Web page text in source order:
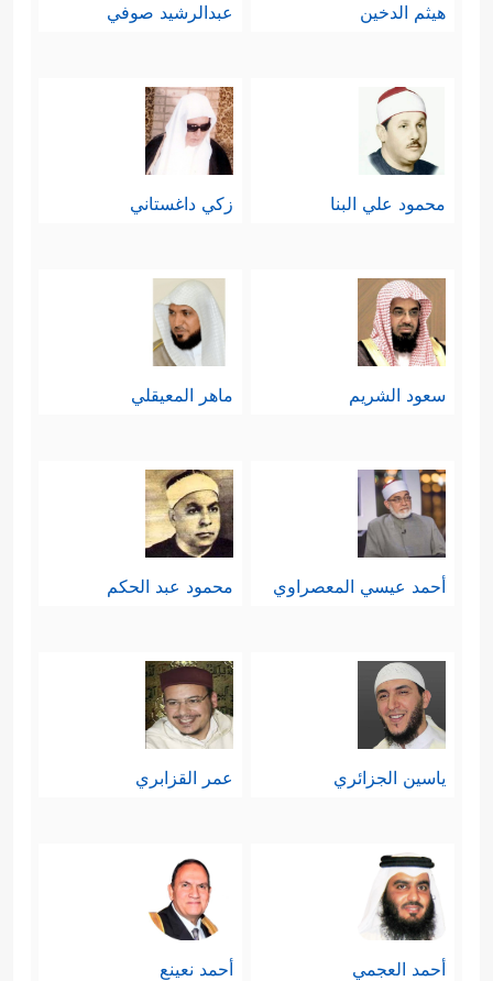
هيثم الدخين عبدالرشيد صوفي
محمود علي البنا زكي داغستاني
سعود الشريم ماهر المعيقلي
أحمد عيسي المعصراوي محمود عبد الحكم
ياسين الجزائري عمر القزابري
أحمد العجمي أحمد نعينع